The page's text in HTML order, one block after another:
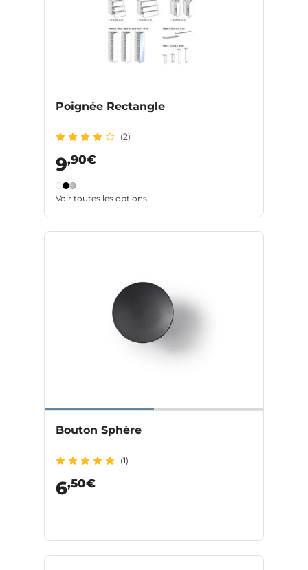
Poignée Rectangle
(2)
9,90€
Voir toutes les options
Bouton Sphère
(1)
6,50€